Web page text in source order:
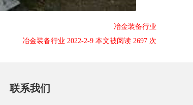
冶金装备行业
冶金装备行业 2022-2-9 本文被阅读 2697 次
联系我们